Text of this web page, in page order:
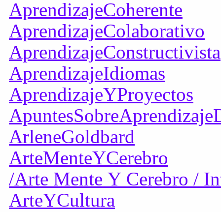
AprendizajeCoherente
AprendizajeColaborativo
AprendizajeConstructivista
AprendizajeIdiomas
AprendizajeYProyectos
ArleneGoldbard
ArteMenteYCerebro
/Arte Mente Y Cerebro /
ArteYCultura